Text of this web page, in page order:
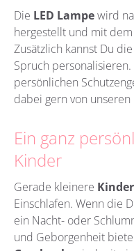
Die LED Lampewird
hergestellt und mit
Zusätzlich kannst Du
Spruch
persönlichen
dabei gern von
Ein ganz
Kinder
Gerade kleinere Kinder
Einschlafen. Wenn die
ein Nacht- oder
und Geborgenheit